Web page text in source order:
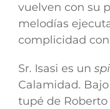
vuelven con su
melodías
complicidad
Sr. Isasi es un
Calamidad.
tupé de Roberto